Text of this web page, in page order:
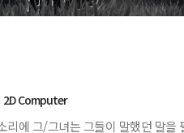
2D Computer
리에 그/그녀는 그들이 말했던 말을